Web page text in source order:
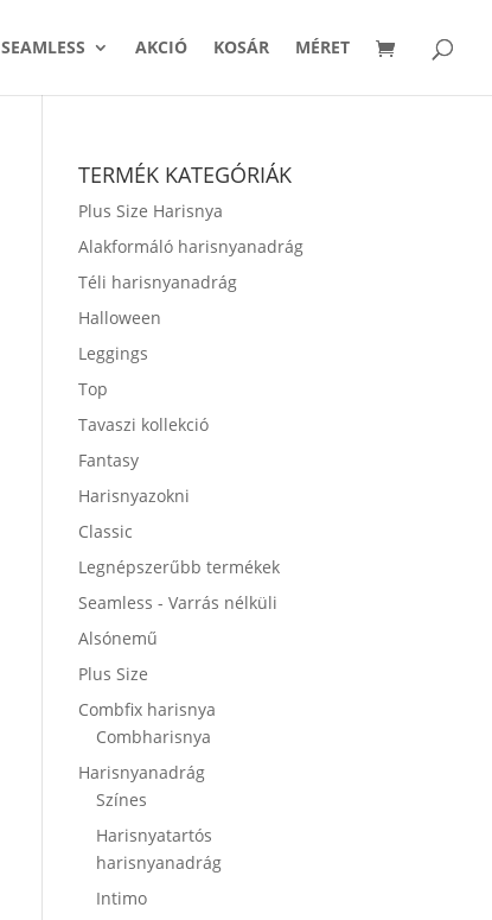
SEAMLESS AKCIÓ KOSÁR MÉRET
TERMÉK KATEGÓRIÁK
Plus Size Harisnya
Alakformáló harisnyanadrág
Téli harisnyanadrág
Halloween
Leggings
Top
Tavaszi kollekció
Fantasy
Harisnyazokni
Classic
Legnépszerűbb termékek
Seamless - Varrás nélküli
Alsónemű
Plus Size
Combfix harisnya
Combharisnya
Harisnyanadrág
Színes
Harisnyatartós
harisnyanadrág
Intimo